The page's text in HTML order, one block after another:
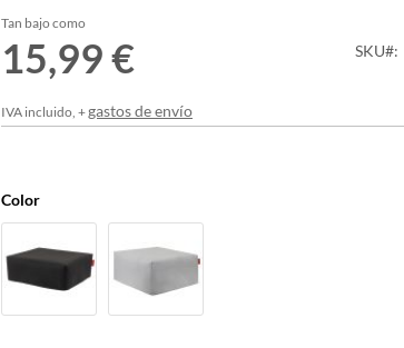
Tan bajo como
15,99 €
SKU
IVA incluido, +gastos de envío
Color